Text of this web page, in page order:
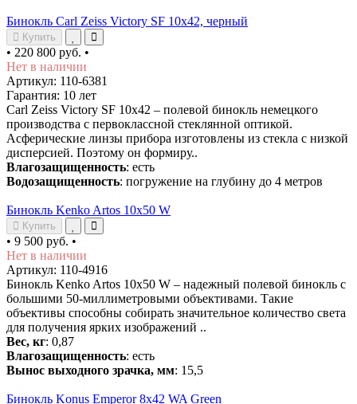
Бинокль Carl Zeiss Victory SF 10x42, черный
Купить
• 220 800 руб. •
Нет в наличии
Артикул: 110-6381
Гарантия: 10 лет
Carl Zeiss Victory SF 10x42 – полевой бинокль немецкого
производства с первоклассной стеклянной оптикой.
Асферические линзы прибора изготовлены из стекла с низкой
дисперсией. Поэтому он формиру..
Влагозащищенность: есть
Водозащищенность: погружение на глубину до 4 метров
Бинокль Kenko Artos 10x50 W
Купить
• 9 500 руб. •
Нет в наличии
Артикул: 110-4916
Бинокль Kenko Artos 10x50 W – надежный полевой бинокль с
большими 50-миллиметровыми объективами. Такие
объективы способны собирать значительное количество света
для получения ярких изображений ..
Вес, кг: 0,87
Влагозащищенность: есть
Вынос выходного зрачка, мм: 15,5
Бинокль Konus Emperor 8x42 WA Green